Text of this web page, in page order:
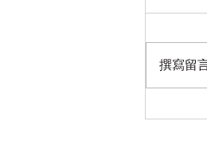
八章、
章、第
撰寫留言